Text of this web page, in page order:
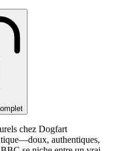
chez Dogfart
authentiques,